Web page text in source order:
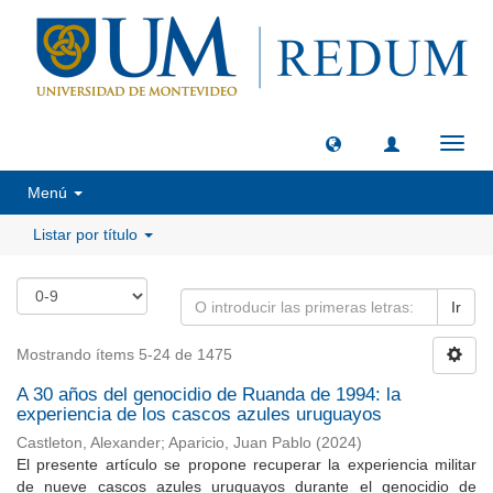
Menú
Listar por título
Ir
Mostrando ítems 5-24 de 1475
A 30 años del genocidio de Ruanda de 1994: la
experiencia de los cascos azules uruguayos
Castleton, Alexander; Aparicio, Juan Pablo (2024)
El presente artículo se propone recuperar la experiencia militar
de nueve cascos azules uruguayos durante el genocidio de